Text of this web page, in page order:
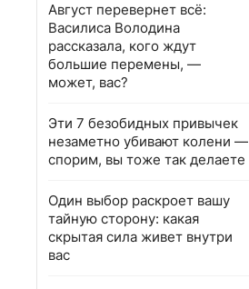
Август перевернет всё:
Василиса Володина
рассказала, кого ждут
большие перемены, —
может, вас?
Эти 7 безобидных привычек
незаметно убивают колени —
спорим, вы тоже так делаете
Один выбор раскроет вашу
тайную сторону: какая
скрытая сила живет внутри
вас